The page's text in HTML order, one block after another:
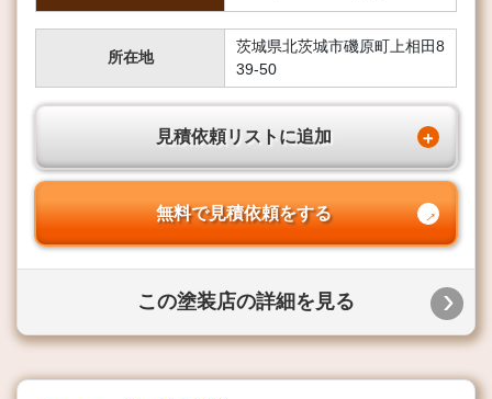
所在地
茨城県北茨城市磯原町上相田8
39-50
見積依頼リストに追加
無料で見積依頼をする
この塗装店の詳細を見る